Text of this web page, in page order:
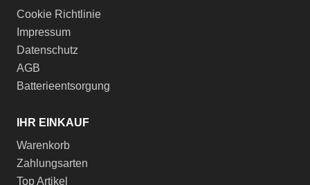
Cookie Richtlinie
Impressum
Datenschutz
AGB
Batterieentsorgung
IHR EINKAUF
Warenkorb
Zahlungsarten
Top Artikel